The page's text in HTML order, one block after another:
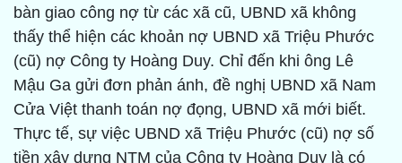
bàn giao công nợ từ các xã cũ, UBND xã không
thấy thể hiện các khoản nợ UBND xã Triệu Phước
(cũ) nợ Công ty Hoàng Duy. Chỉ đến khi ông Lê
Mậu Ga gửi đơn phản ánh, đề nghị UBND xã Nam
Cửa Việt thanh toán nợ đọng, UBND xã mới biết.
Thực tế, sự việc UBND xã Triệu Phước (cũ) nợ số
tiền xây dựng NTM của Công ty Hoàng Duy là có